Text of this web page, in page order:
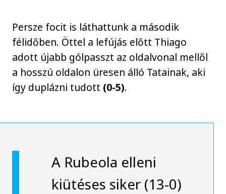
Persze focit is láthattunk a második
félidőben. Öttel a lefújás előtt Thiago
adott újabb gólpasszt az oldalvonal mellől
a hosszú oldalon üresen álló Tatainak, aki
így duplázni tudott (0-5).
A Rubeola elleni
kiütéses siker (13-0)